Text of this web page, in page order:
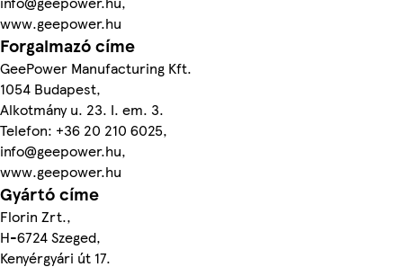
www.geepower.hu
Forgalmazó címe
GeePower Manufacturing Kft.
1054 Budapest,
Alkotmány u. 23. I. em. 3.
Telefon: +36 20 210 6025,
info@geepower.hu,
www.geepower.hu
Gyártó címe
Florin Zrt.,
H-6724 Szeged,
Kenyérgyári út 17.